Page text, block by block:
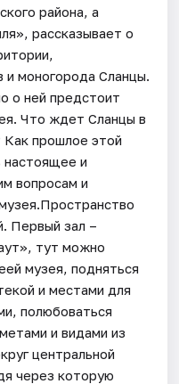
района, а
рассказывает о
и моногорода Сланцы.
о ней предстоит
Что ждет Сланцы в
Как прошлое этой
настоящее и
вопросам и
Первый зал –
тут можно
музея, подняться
и местами для
полюбоваться
и видами из
центральной
через которую